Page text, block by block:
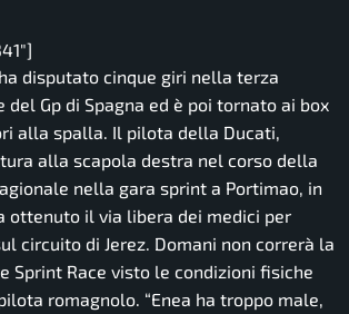
ha disputato cinque giri nella terza
del Gp di Spagna ed è poi tornato ai box
alla spalla. Il pilota della Ducati,
alla scapola destra nel corso della
nella gara sprint a Portimao, in
ottenuto il via libera dei medici per
circuito di Jerez. Domani non correrà la
Sprint Race visto le condizioni fisiche
romagnolo. “Enea ha troppo male,